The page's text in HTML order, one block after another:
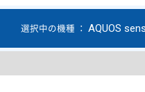
選択中の機種 ： AQUOS